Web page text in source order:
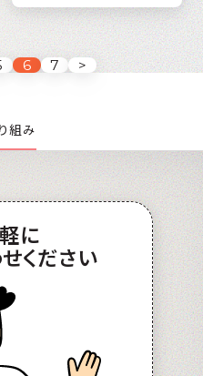
6 7 >
組み
に
ください